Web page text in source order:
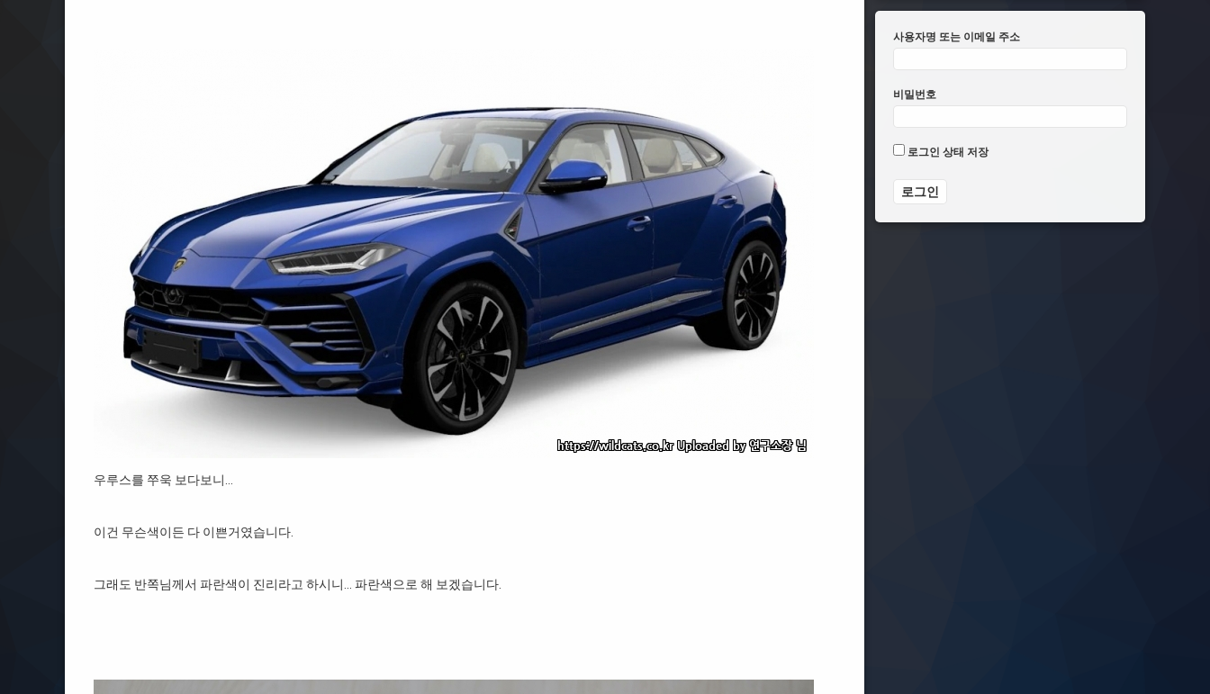
우루스를 쭈욱 보다보니…
이건 무슨색이든 다 이쁜거였습니다.
그래도 반쪽님께서 파란색이 진리라고 하시니… 파란색으로 해 보겠습니다.
사용자명 또는 이메일 주소
비밀번호
로그인 상태 저장